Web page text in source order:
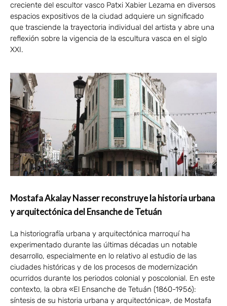
creciente del escultor vasco Patxi Xabier Lezama en diversos
espacios expositivos de la ciudad adquiere un significado
que trasciende la trayectoria individual del artista y abre una
reflexión sobre la vigencia de la escultura vasca en el siglo
XXI.
Mostafa Akalay Nasser reconstruye la historia urbana
y arquitectónica del Ensanche de Tetuán
La historiografía urbana y arquitectónica marroquí ha
experimentado durante las últimas décadas un notable
desarrollo, especialmente en lo relativo al estudio de las
ciudades históricas y de los procesos de modernización
ocurridos durante los periodos colonial y poscolonial. En este
contexto, la obra «El Ensanche de Tetuán (1860-1956):
síntesis de su historia urbana y arquitectónica», de Mostafa